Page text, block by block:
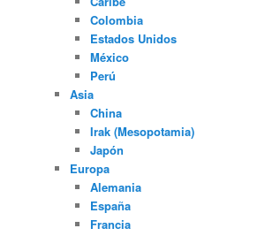
Colombia
Estados Unidos
México
Perú
Asia
China
Irak (Mesopotamia)
Japón
Europa
Alemania
España
Francia